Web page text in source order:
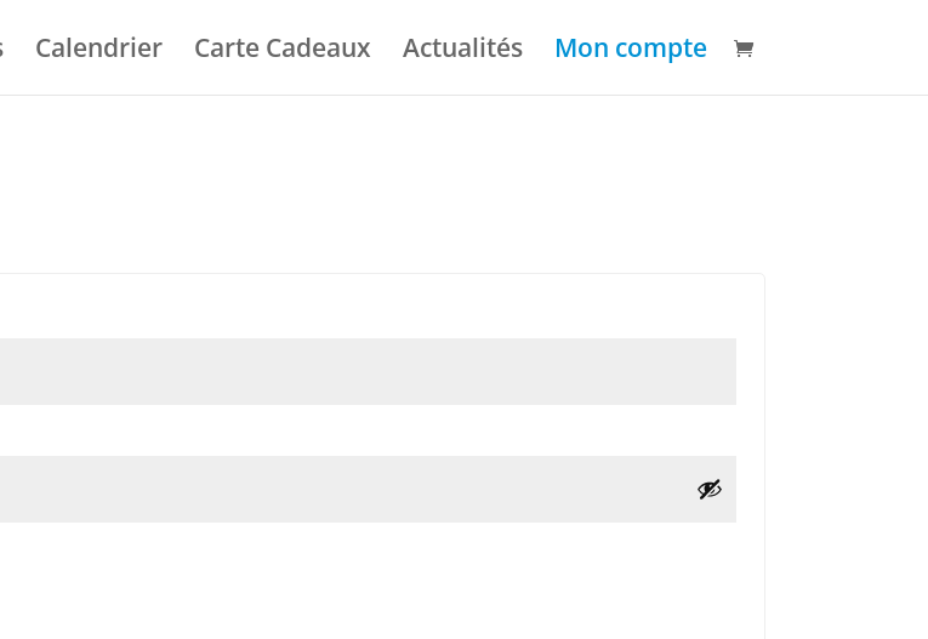
Calendrier Carte Cadeaux Actualités Mon compte